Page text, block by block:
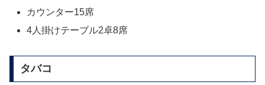
カウンター15席
4人掛けテーブル2卓8席
タバコ